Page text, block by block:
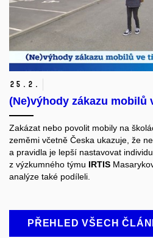
25. 2.
(Ne)výhody zákazu mobilů
Zakázat nebo povolit mobily na
zeměmi včetně Česka ukazuje, že
a pravidla je lepší nastavovat
z výzkumného týmu IRTIS
analýze také podíleli.
PŘEHLED VŠECH